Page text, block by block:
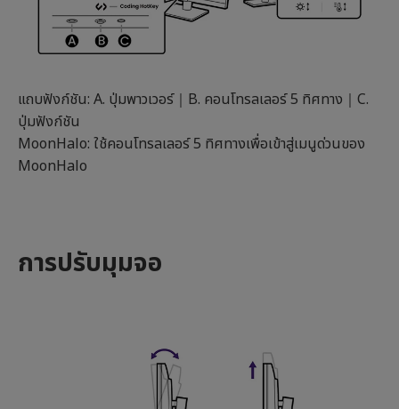
แถบฟังก์ชัน: A. ปุ่มพาวเวอร์｜B. คอนโทรลเลอร์ 5 ทิศทาง｜C.
ปุ่มฟังก์ชัน
MoonHalo: ใช้คอนโทรลเลอร์ 5 ทิศทางเพื่อเข้าสู่เมนูด่วนของ
MoonHalo
การปรับมุมจอ